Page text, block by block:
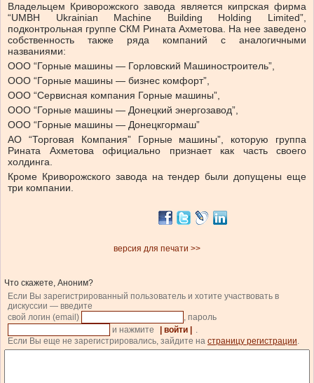
Владельцем Криворожского завода является кипрская фирма
“UMBH Ukrainian Machine Building Holding Limited”,
подконтрольная группе СКМ Рината Ахметова. На нее заведено
собственность также ряда компаний с аналогичными
названиями:
ООО “Горные машины — Горловский Машиностроитель”,
ООО “Горные машины — бизнес комфорт”,
ООО “Сервисная компания Горные машины”,
ООО “Горные машины — Донецкий энергозавод”,
ООО “Горные машины — Донецкгормаш”
АО “Торговая Компания” Горные машины”, которую группа
Рината Ахметова официально признает как часть своего
холдинга.
Кроме Криворожского завода на тендер были допущены еще
три компании.
версия для печати >>
Что скажете, Аноним?
Если Вы зарегистрированный пользователь и хотите участвовать в
дискуссии — введите
свой логин (email)
, пароль
и нажмите
| войти |
.
Если Вы еще не зарегистрировались, зайдите на страницу регистрации.